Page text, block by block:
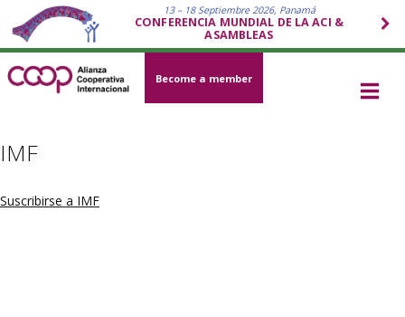
13 – 18 Septiembre 2026, Panamá
CONFERENCIA MUNDIAL DE LA ACI &
ASAMBLEAS
Become a member
IMF
Suscribirse a IMF